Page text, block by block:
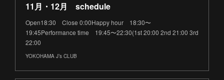
11月・12月 schedule
Open18:30 Close 0:00Happy hour 18:30〜
19:45Performance time 19:45〜22:30(1st 20:00 2nd 21:00 3rd
22:00
YOKOHAMA J’s CLUB